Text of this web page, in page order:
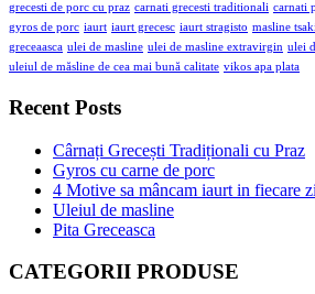
grecesti de porc cu praz carnati grecesti traditionali carnati
gyros de porc iaurt iaurt grecesc iaurt stragisto masline
greceaasca ulei de masline ulei de masline extravirgin ulei
uleiul de măsline de cea mai bună calitate vikos apa plata
Recent Posts
Cârnați Grecești Tradiționali cu Praz
Gyros cu carne de porc
4 Motive sa mâncam iaurt in fiecare zi
Uleiul de masline
Pita Greceasca
CATEGORII PRODUSE